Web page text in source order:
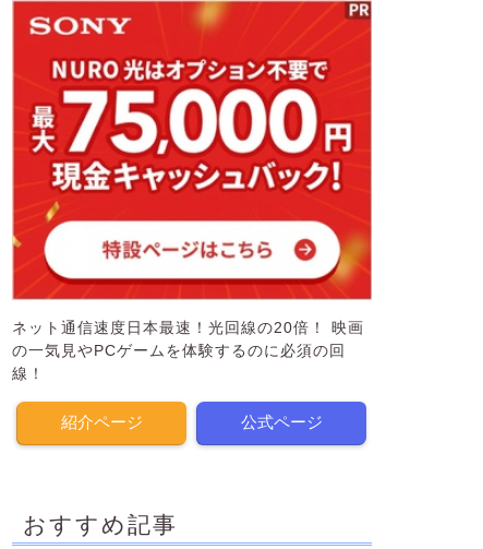
ネット通信速度日本最速！光回線の20倍！ 映画
の一気見やPCゲームを体験するのに必須の回
線！
紹介ページ 公式ページ
おすすめ記事